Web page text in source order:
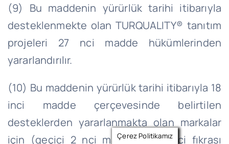
(9) Bu maddenin yürürlük tarihi itibarıyla
desteklenmekte olan TURQUALITY® tanıtım
projeleri 27 nci madde hükümlerinden
yararlandırılır.
(10) Bu maddenin yürürlük tarihi itibarıyla 18
inci madde çerçevesinde belirtilen
desteklerden yararlanmakta olan markalar
için (geçici 2 nci maddenin birinci fıkrası
Çerez Politikamız